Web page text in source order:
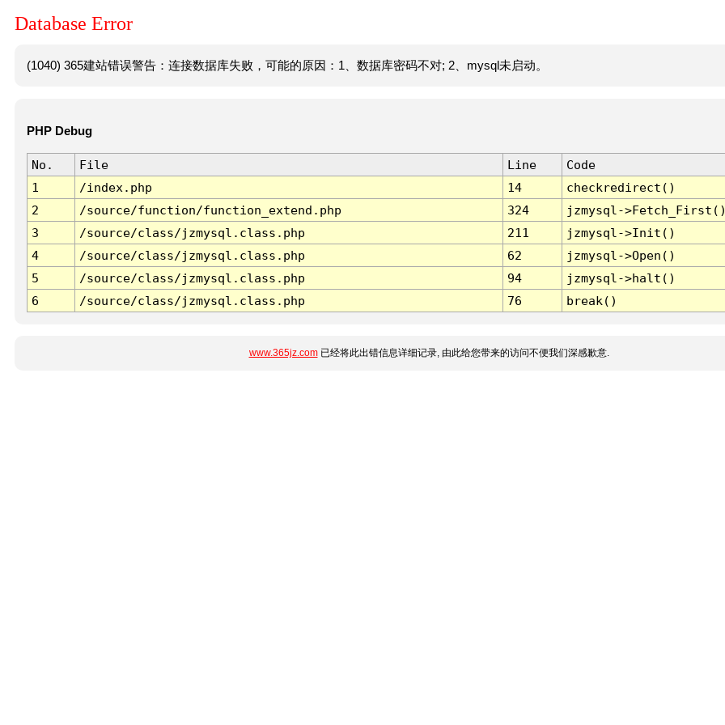
Database Error
(1040) 365建站错误警告：连接数据库失败，可能的原因：1、数据库密码不对; 2、mysql未启动。
PHP Debug
No. File Line
Code
1
/index.php 14
checkredirect()
2
/source/function/function_extend.php 324
jzmysql-
3
/source/class/jzmysql.class.php 211
jzmysql->Init()
4
/source/class/jzmysql.class.php 62
jzmysql->Open()
5
/source/class/jzmysql.class.php 94
jzmysql->halt()
6
/source/class/jzmysql.class.php 76 break()
www.365jz.com已经将此出错信息详细记录, 由此给您带来的访问不便我们深感歉意.